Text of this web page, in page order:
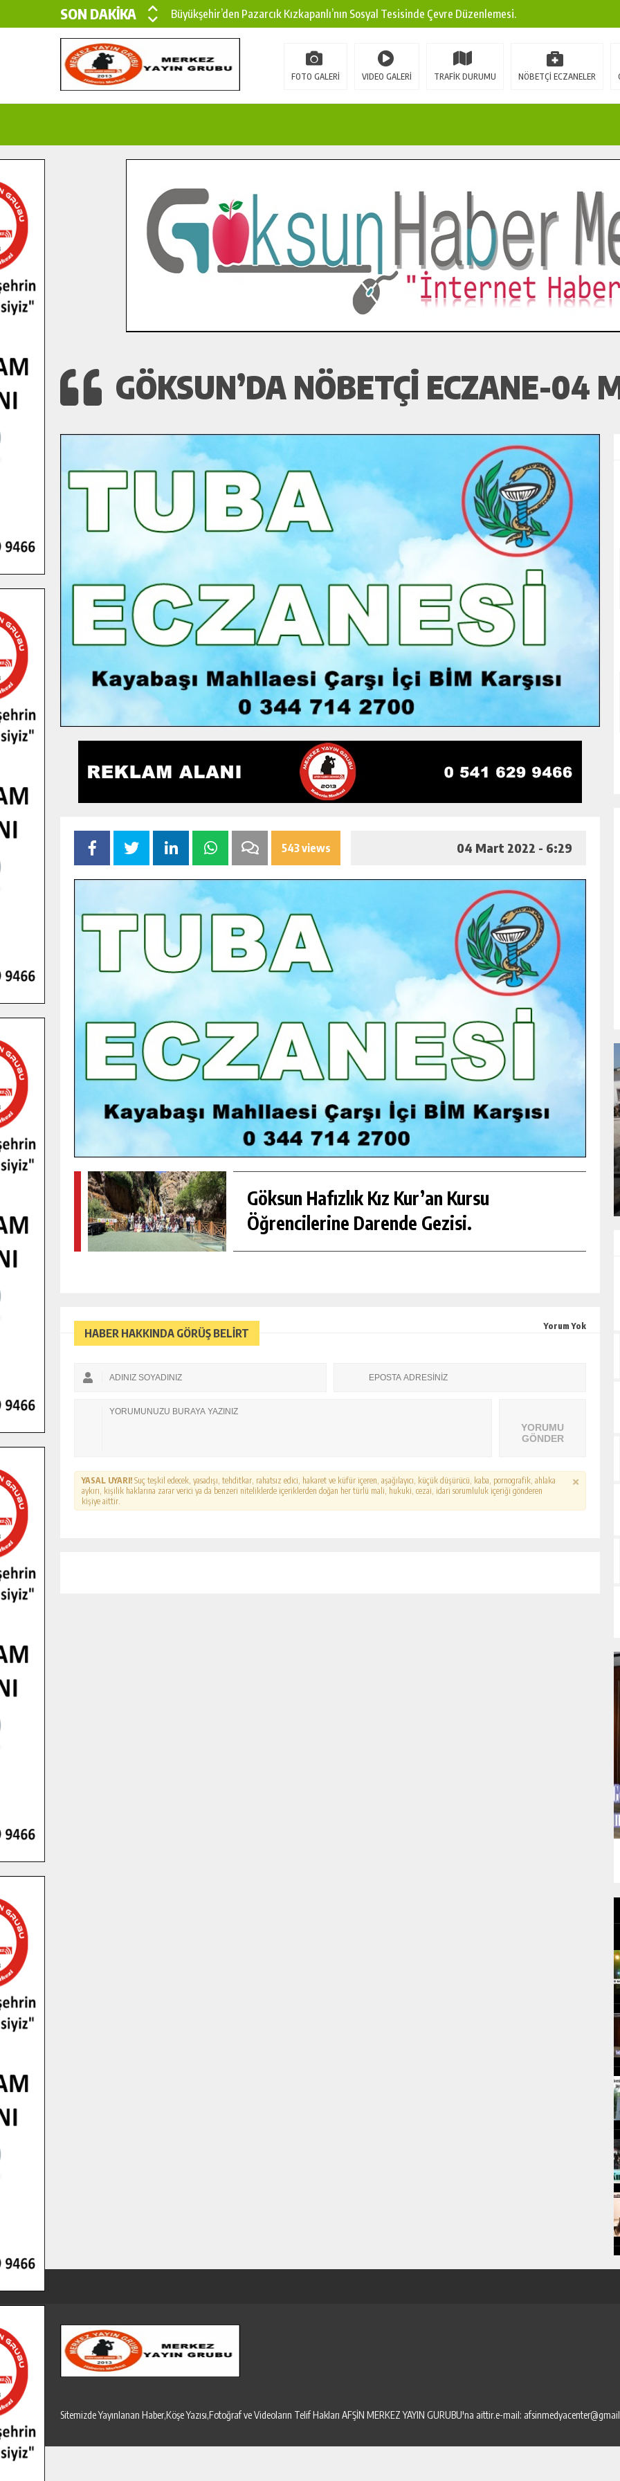
SON DAKİKA
Büyükşehir’den Pazarcık Kızkapanlı’nın Sosyal Tesisinde Çevre Düzenlemesi.
Büyükşehir’den Pazarcık Kırsalına Modern Ulaşım Yatırımı.
Çin’den KSÜ’ye Uluslararası Başarı: Edinilen Bilgi Türk Tarımına Katkı Sağlayacak.
İlçe Jandarma Komutanı Karakaya’dan Başkan Cüce’ye Veda Ziyareti.
Bertiz’in Yeni Köprüsünde Sona Doğru.
FOTO GALERİ VIDEO GALERİ TRAFİK DURUMU NÖBETÇİ ECZANELER
GÖKSUN’DA NÖBETÇI ECZANE-04
543 views 04 Mart 2022 - 6:29
Göksun Hafızlık Kız Kur’an Kursu
Öğrencilerine Darende Gezisi.
HABER HAKKINDA GÖRÜŞ BELİRT
Yorum Yok
YORUMU
GÖNDER
YASAL UYARI! Suç teşkil edecek, yasadışı, tehditkar, rahatsız edici, hakaret ve küfür içeren, aşağılayıcı, küçük düşürücü, kaba, pornografik, ahlaka
aykırı, kişilik haklarına zarar verici ya da benzeri niteliklerde içeriklerden doğan her türlü mali, hukuki, cezai, idari sorumluluk içeriği gönderen
kişiye aittir.
GÜNLÜK HABER AKIŞI
GENÇLER PUSULA MARAŞ KAMPINDA
YENI MEDYA VE FOTOĞRAFÇILIĞI
GÜNLÜK HABER AKIŞI
GÖKSUN HAFIZLIK KIZ KUR’AN KURSU
ÖĞRENCILERINE DARENDE GEZISI.
Sitemizde Yayınlanan Haber,Köşe Yazısı,Fotoğraf ve Videoların Telif Hakları AFŞİN MERKEZ YAYIN GURUBU'na aittir.e-mail: